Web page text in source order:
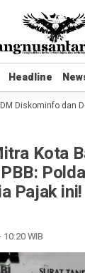
Headline
Headline
Diskominfo dan
Kota
Pajak ini!
WIB